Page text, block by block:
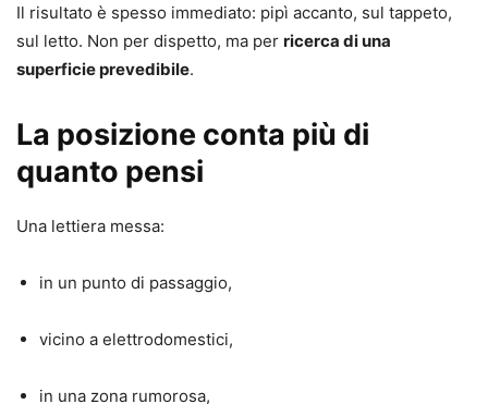
Il risultato è spesso immediato: pipì accanto, sul tappeto,
sul letto. Non per dispetto, ma per ricerca di una
superficie prevedibile.
La posizione conta più di
quanto pensi
Una lettiera messa:
in un punto di passaggio,
vicino a elettrodomestici,
in una zona rumorosa,